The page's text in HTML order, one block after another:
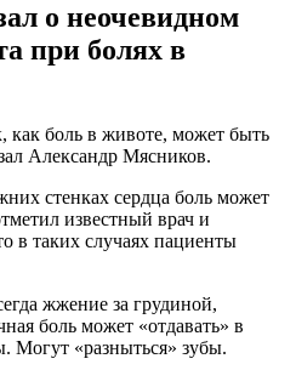
о неочевидном
при болях в
как боль в животе, может быть
Александр Мясников.
стенках сердца боль может
известный врач и
в таких случаях пациенты
жжение за грудиной,
боль может «отдавать» в
Могут «разныться» зубы.